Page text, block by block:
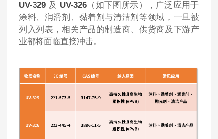
UV-329 及 UV-326 （如下图所示），广泛应用于
涂料、润滑剂、黏着剂与清洁剂等领域，一旦被
列入列表，相关产品的制造商、供货商及下游产
业都将面临直接冲击。